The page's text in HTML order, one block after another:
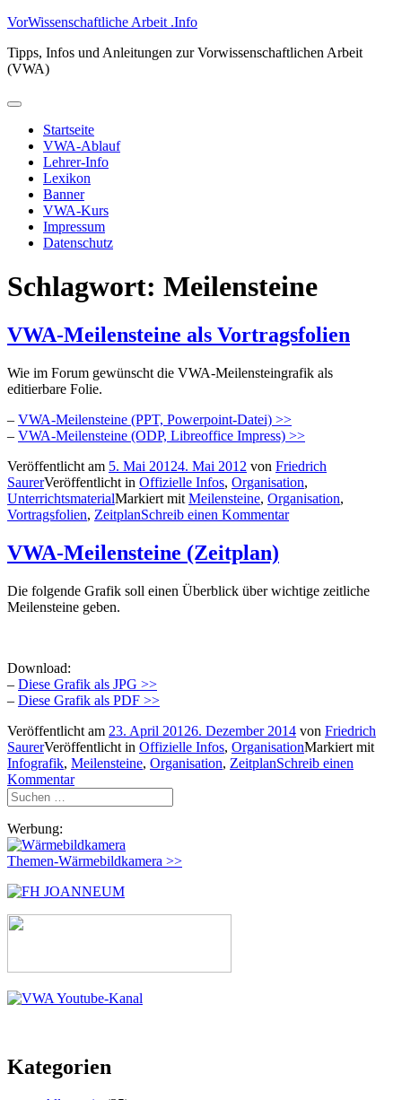
Zum
springen
VorWissenschaftliche Arbeit .Info
Tipps, Infos und Anleitungen zur Vorwissenschaftlichen Arbeit
(VWA)
Primäres
Startseite
VWA-Ablauf
Lehrer-Info
Lexikon
Banner
VWA-Kurs
Impressum
Datenschutz
Schlagwort: Meilensteine
VWA-Meilensteine als Vortragsfolien
Wie im Forum gewünscht die VWA-Meilensteingrafik als
editierbare Folie.
– VWA-Meilensteine (PPT, Powerpoint-Datei) >>
– VWA-Meilensteine (ODP, Libreoffice Impress) >>
Veröffentlicht am 5. Mai 20124. Mai 2012 von Friedrich
SaurerVeröffentlicht in Offizielle Infos, Organisation,
UnterrichtsmaterialMarkiert mit Meilensteine, Organisation,
Vortragsfolien, ZeitplanSchreib einen Kommentar
VWA-Meilensteine (Zeitplan)
Die folgende Grafik soll einen Überblick über wichtige zeitliche
Meilensteine geben.
Download:
– Diese Grafik als JPG >>
– Diese Grafik als PDF >>
Veröffentlicht am 23. April 20126. Dezember 2014 von Friedrich
SaurerVeröffentlicht in Offizielle Infos, OrganisationMarkiert mit
Infografik, Meilensteine, Organisation, ZeitplanSchreib einen
Kommentar
Suchen
nach:
Werbung:
Themen-Wärmebildkamera >>
Kategorien